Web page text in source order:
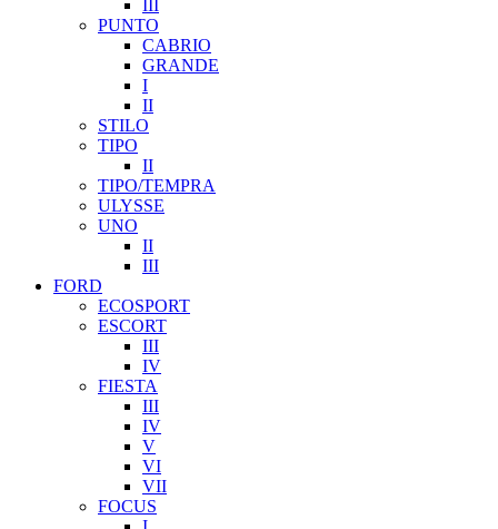
PUNTO
CABRIO
GRANDE
I
II
STILO
TIPO
II
TIPO/TEMPRA
ULYSSE
UNO
II
III
FORD
ECOSPORT
ESCORT
III
IV
FIESTA
III
IV
V
VI
VII
FOCUS